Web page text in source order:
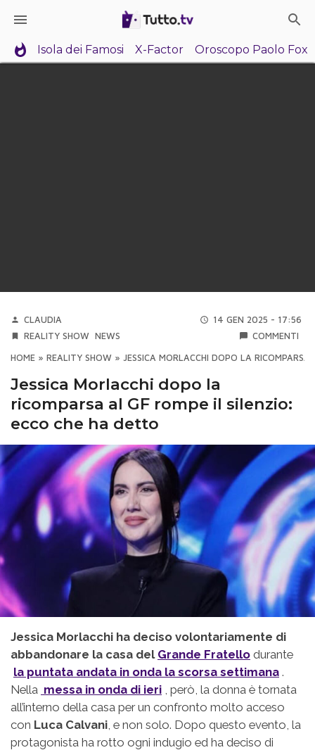
Isola dei Famosi X-Factor Oroscopo Paolo Fox
CLAUDIA
14 GEN 2025 - 17:56
REALITY SHOW NEWS COMMENTI
HOME » REALITY SHOW » JESSICA MORLACCHI DOPO LA
Jessica Morlacchi dopo la
ricomparsa al GF rompe il silenzio:
ecco che ha detto
Jessica Morlacchi ha deciso volontariamente di
abbandonare la casa del Grande Fratello durante
la puntata andata in onda la scorsa settimana .
Nella messa in onda di ieri , però, la donna è tornata
all’interno della casa per un confronto molto acceso
con Luca Calvani, e non solo. Dopo questo evento, la
protagonista ha rotto ogni indugio ed ha deciso di